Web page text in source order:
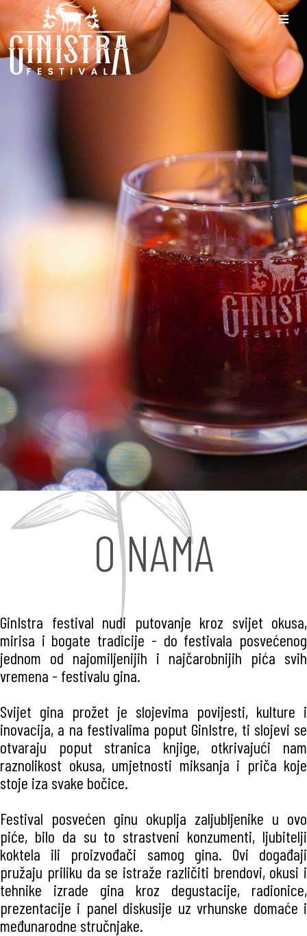
O NAMA
GinIstra festival nudi putovanje kroz svijet okusa,
mirisa i bogate tradicije - do festivala posvećenog
jednom od najomiljenijih i najčarobnijih pića svih
vremena - festivalu gina.
Svijet gina prožet je slojevima povijesti, kulture i
inovacija, a na festivalima poput GinIstre, ti slojevi se
otvaraju poput stranica knjige, otkrivajući nam
raznolikost okusa, umjetnosti miksanja i priča koje
stoje iza svake bočice.
Festival posvećen ginu okuplja zaljubljenike u ovo
piće, bilo da su to strastveni konzumenti, ljubitelji
koktela ili proizvođači samog gina. Ovi događaji
pružaju priliku da se istraže različiti brendovi, okusi i
tehnike izrade gina kroz degustacije, radionice,
prezentacije i panel diskusije uz vrhunske domaće i
međunarodne stručnjake.